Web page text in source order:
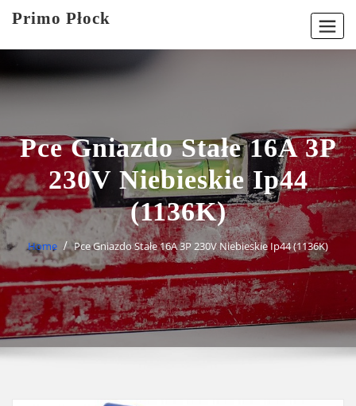
Primo Płock
Pce Gniazdo Stałe 16A 3P
230V Niebieskie Ip44
(1136K)
Home Pce Gniazdo Stałe 16A 3P 230V Niebieskie Ip44 (1136K)